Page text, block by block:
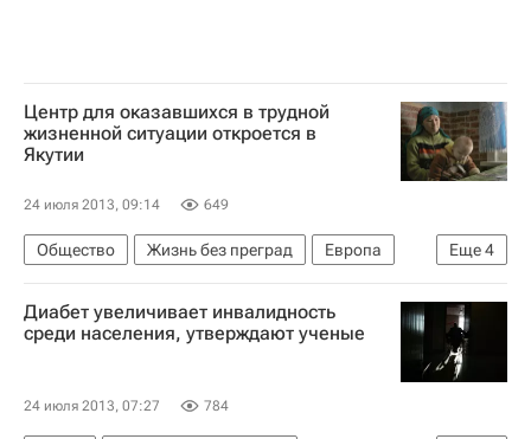
Центр для оказавшихся в трудной
жизненной ситуации откроется в
Якутии
24 июля 2013, 09:14 649
Еще4
Общество Жизнь без преград
Европа
Дальневосточный ФО
Весь мир
Республика Саха (Якутия)
Россия
Диабет увеличивает инвалидность
среди населения, утверждают ученые
24 июля 2013, 07:27 784